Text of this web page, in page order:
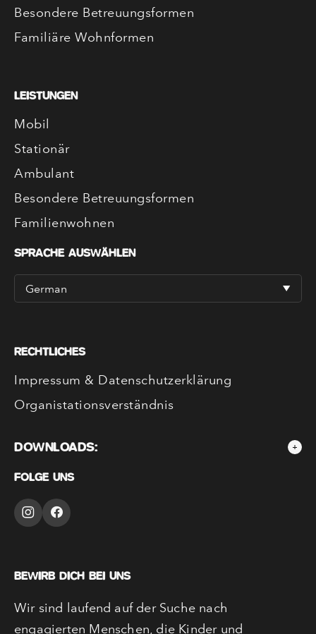
Besondere Betreuungsformen
Familiäre Wohnformen
LEISTUNGEN
Mobil
Stationär
Ambulant
Besondere Betreuungsformen
Familienwohnen
SPRACHE AUSWÄHLEN
RECHTLICHES
Impressum & Datenschutzerklärung
Organistationsverständnis
DOWNLOADS:
FOLGE UNS
BEWIRB DICH BEI UNS
Wir sind laufend auf der Suche nach
engagierten Menschen, die Kinder und